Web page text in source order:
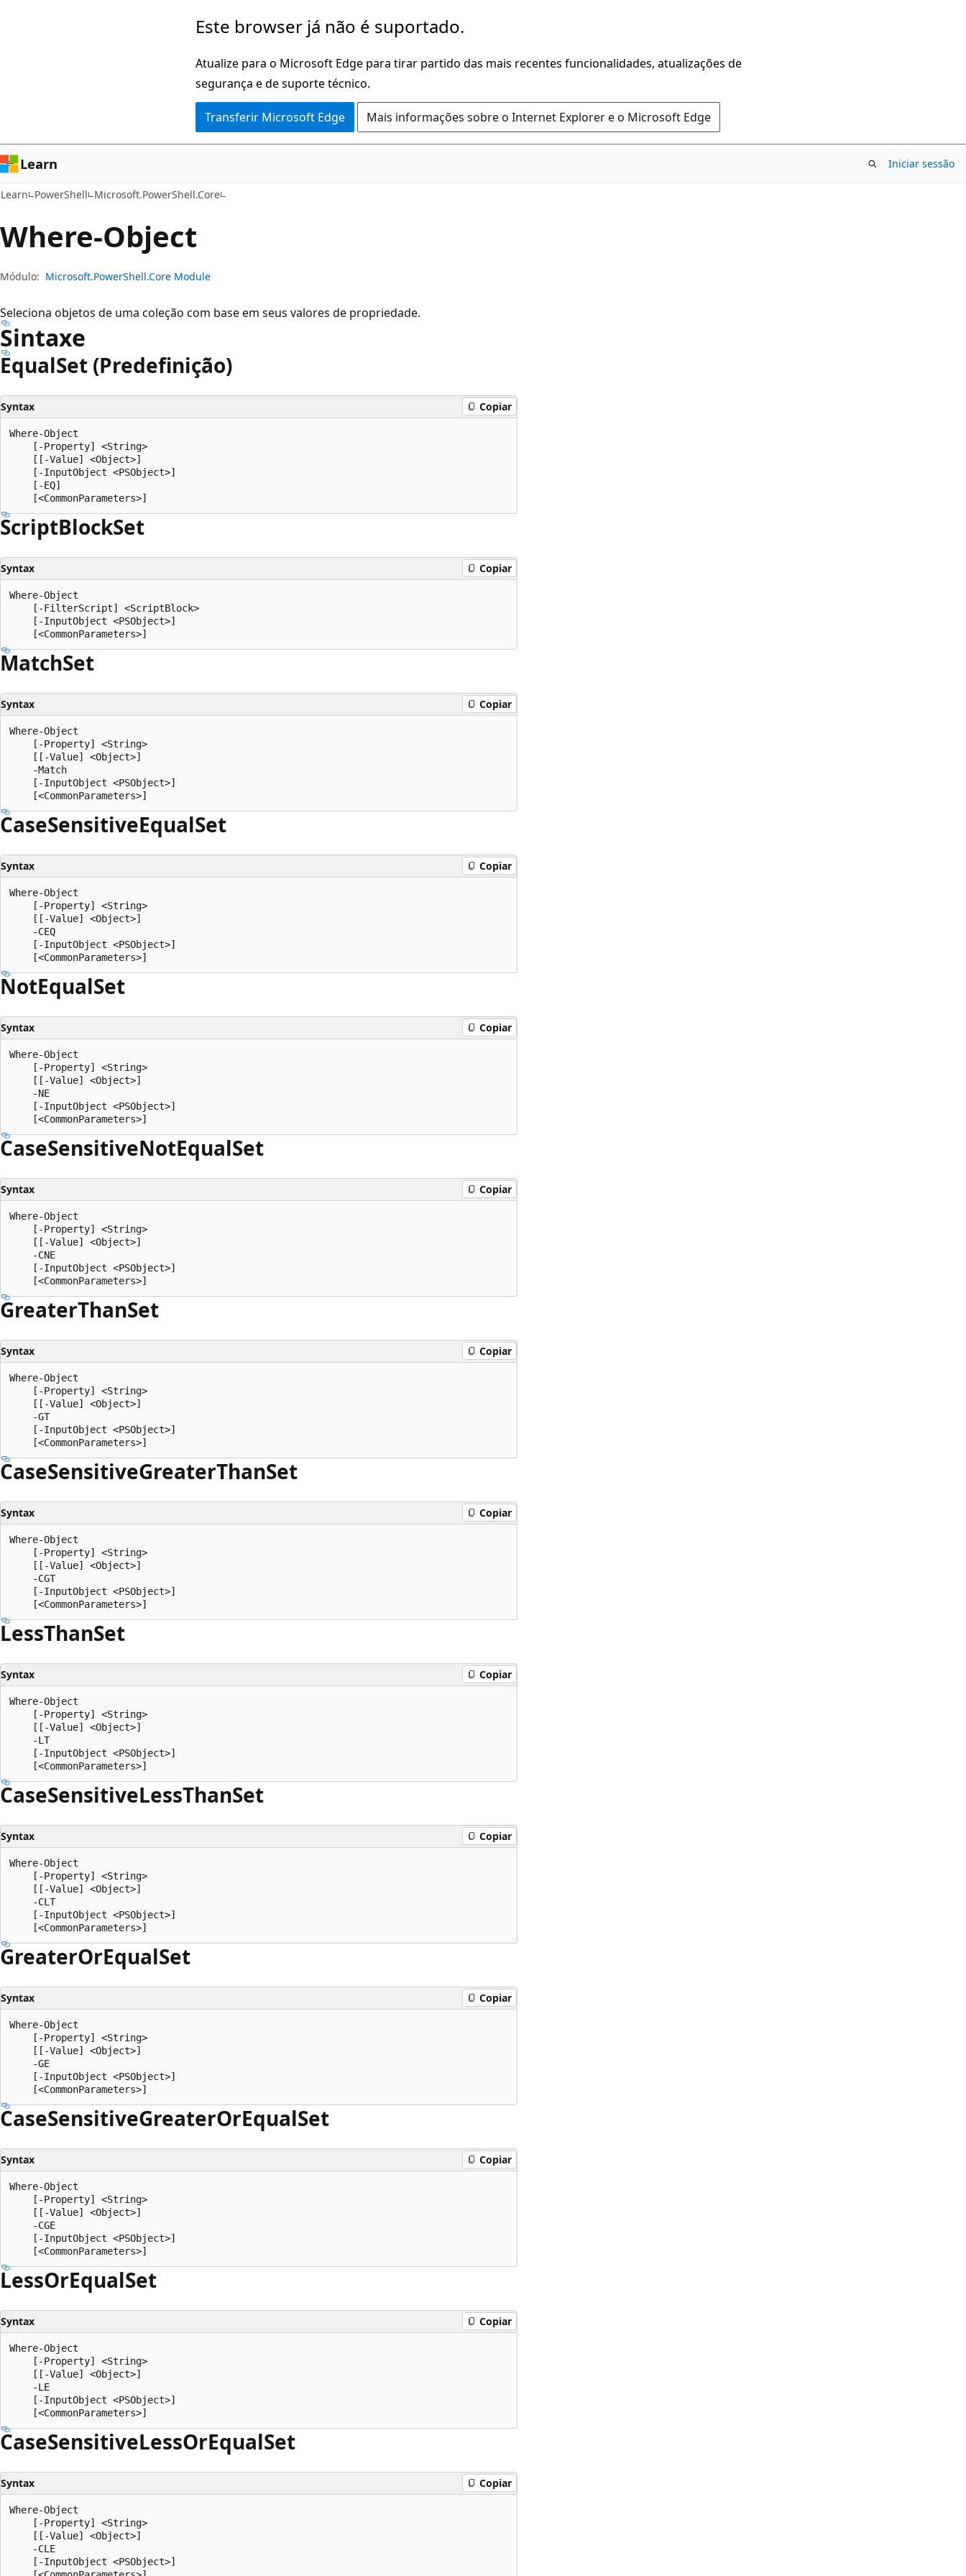
Este browser já não é suportado.
Atualize para o Microsoft Edge para tirar partido das mais recentes funcionalidades, atualizações de
segurança e de suporte técnico.
Transferir Microsoft Edge Mais informações sobre o Internet Explorer e o Microsoft Edge
Learn Iniciar sessão
Learn PowerShell Microsoft.PowerShell.Core
Where-Object
Módulo: Microsoft.PowerShell.Core Module
Seleciona objetos de uma coleção com base em seus valores de propriedade.
Sintaxe
EqualSet (Predefinição)
Syntax Copiar
Where-Object
    [-Property] <String>
    [[-Value] <Object>]
    [-InputObject <PSObject>]
    [-EQ]
ScriptBlockSet
Syntax Copiar
Where-Object
    [-FilterScript] <ScriptBlock>
    [-InputObject <PSObject>]
MatchSet
Syntax Copiar
Where-Object
    [-Property] <String>
    [[-Value] <Object>]
    -Match
    [-InputObject <PSObject>]
CaseSensitiveEqualSet
Syntax Copiar
Where-Object
    [-Property] <String>
    [[-Value] <Object>]
    -CEQ
    [-InputObject <PSObject>]
NotEqualSet
Syntax Copiar
Where-Object
    [-Property] <String>
    [[-Value] <Object>]
    -NE
    [-InputObject <PSObject>]
CaseSensitiveNotEqualSet
Syntax Copiar
Where-Object
    [-Property] <String>
    [[-Value] <Object>]
    -CNE
    [-InputObject <PSObject>]
GreaterThanSet
Syntax Copiar
Where-Object
    [-Property] <String>
    [[-Value] <Object>]
    -GT
    [-InputObject <PSObject>]
CaseSensitiveGreaterThanSet
Syntax Copiar
Where-Object
    [-Property] <String>
    [[-Value] <Object>]
    -CGT
    [-InputObject <PSObject>]
LessThanSet
Syntax Copiar
Where-Object
    [-Property] <String>
    [[-Value] <Object>]
    -LT
    [-InputObject <PSObject>]
CaseSensitiveLessThanSet
Syntax Copiar
Where-Object
    [-Property] <String>
    [[-Value] <Object>]
    -CLT
    [-InputObject <PSObject>]
GreaterOrEqualSet
Syntax Copiar
Where-Object
    [-Property] <String>
    [[-Value] <Object>]
    -GE
    [-InputObject <PSObject>]
CaseSensitiveGreaterOrEqualSet
Syntax Copiar
Where-Object
    [-Property] <String>
    [[-Value] <Object>]
    -CGE
    [-InputObject <PSObject>]
LessOrEqualSet
Syntax Copiar
Where-Object
    [-Property] <String>
    [[-Value] <Object>]
    -LE
    [-InputObject <PSObject>]
CaseSensitiveLessOrEqualSet
Syntax Copiar
Where-Object
    [-Property] <String>
    [[-Value] <Object>]
    -CLE
    [-InputObject <PSObject>]